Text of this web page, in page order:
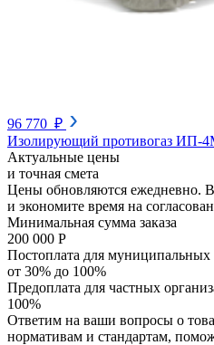
96 770 ₽
Изолирующий противогаз ИП-
Актуальные цены
и точная смета
Цены обновляются ежедневно.
и экономите время на
Минимальная сумма заказа
200 000 Р
Постоплата для муниципальных
от 30% до 100%
Предоплата для частных
100%
Ответим на ваши вопросы о
нормативам и стандартам,